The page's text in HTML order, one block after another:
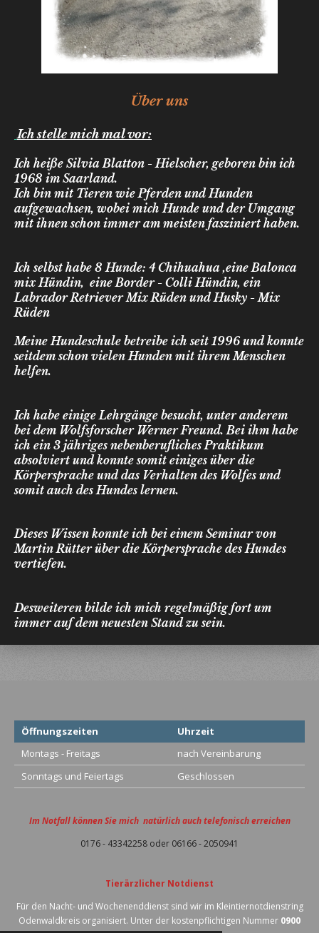
Über uns
Ich stelle mich mal vor:
Ich heiße Silvia Blatton - Hielscher, geboren bin ich
1968 im Saarland.
Ich bin mit Tieren wie Pferden und Hunden
aufgewachsen, wobei mich Hunde und der Umgang
mit ihnen schon immer am meisten fasziniert haben.
Ich selbst habe 8 Hunde: 4 Chihuahua ,eine Balonca
mix Hündin, eine Border - Colli Hündin, ein
Labrador Retriever Mix Rüden und Husky - Mix
Rüden
Meine Hundeschule betreibe ich seit 1996 und konnte
seitdem schon vielen Hunden mit ihrem Menschen
helfen.
Ich habe einige Lehrgänge besucht, unter anderem
bei dem Wolfsforscher Werner Freund. Bei ihm habe
ich ein 3 jähriges nebenberufliches Praktikum
absolviert und konnte somit einiges über die
Körpersprache und das Verhalten des Wolfes und
somit auch des Hundes lernen.
Dieses Wissen konnte ich bei einem Seminar von
Martin Rütter über die Körpersprache des Hundes
vertiefen.
Desweiteren bilde ich mich regelmäßig fort um
immer auf dem neuesten Stand zu sein.
Öffnungszeiten
Uhrzeit
Montags - Freitags
nach Vereinbarung
Sonntags und Feiertags
Geschlossen
Im Notfall können Sie mich natürlich auch telefonisch erreichen
0176 - 43342258 oder 06166 - 2050941
Tierärzlicher Notdienst
Für den Nacht- und Wochenenddienst sind wir im Kleintiernotdienstring
Odenwaldkreis organisiert. Unter der kostenpflichtigen Nummer 0900